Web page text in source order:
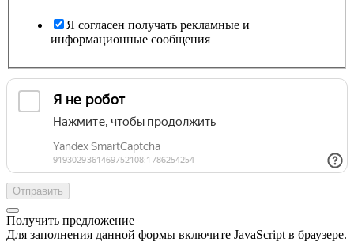
Я согласен получать рекламные и
информационные сообщения
Отправить
Получить предложение
Для заполнения данной формы включите JavaScript в браузере.